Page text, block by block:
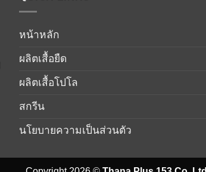
หน้าหลัก
ผลิตเสื้อยืด
ผลิตเสื้อโปโล
สกรีน
นโยบายความเป็นส่วนตัว